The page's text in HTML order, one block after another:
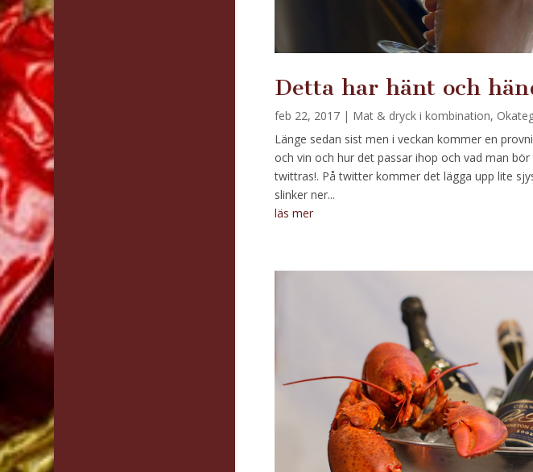
Detta har hänt och
feb 22, 2017 | Mat & dryck i kombination,
Länge sedan sist men i veckan kommer en
och vin och hur det passar ihop och vad man
twittras!. På twitter kommer det lägga upp lite
slinker ner...
läs mer